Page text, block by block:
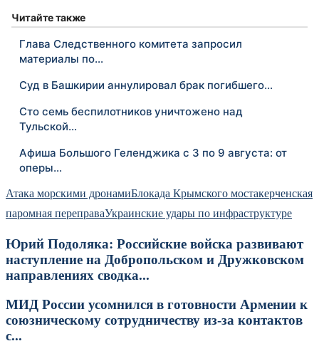
Читайте также
Глава Следственного комитета запросил
материалы по…
Суд в Башкирии аннулировал брак погибшего…
Сто семь беспилотников уничтожено над
Тульской…
Афиша Большого Геленджика с 3 по 9 августа: от
оперы…
Атака морскими дронамиБлокада Крымского мостакерченская
паромная переправаУкраинские удары по инфраструктуре
Юрий Подоляка: Российские войска развивают
наступление на Добропольском и Дружковском
направлениях сводка...
МИД России усомнился в готовности Армении к
союзническому сотрудничеству из-за контактов
с...